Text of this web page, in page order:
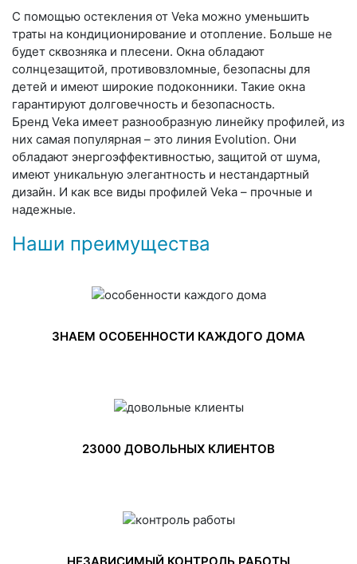
С помощью остекления от Veka можно уменьшить
траты на кондиционирование и отопление. Больше не
будет сквозняка и плесени. Окна обладают
солнцезащитой, противовзломные, безопасны для
детей и имеют широкие подоконники. Такие окна
гарантируют долговечность и безопасность.
Бренд Veka имеет разнообразную линейку профилей, из
них самая популярная – это линия Evolution. Они
обладают энергоэффективностью, защитой от шума,
имеют уникальную элегантность и нестандартный
дизайн. И как все виды профилей Veka – прочные и
надежные.
Наши преимущества
ЗНАЕМ ОСОБЕННОСТИ КАЖДОГО ДОМА
23000 ДОВОЛЬНЫХ КЛИЕНТОВ